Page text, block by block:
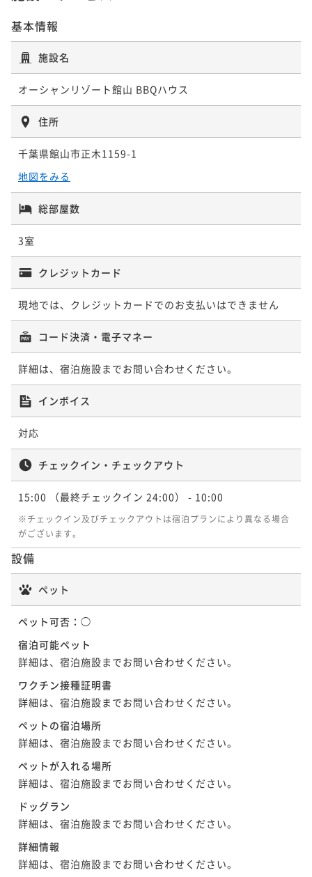
基本情報
施設名
オーシャンリゾート館山 BBQハウス
住所
千葉県館山市正木1159-1
地図をみる
総部屋数
3室
クレジットカード
現地では、クレジットカードでのお支払いはできません
コード決済・電子マネー
詳細は、宿泊施設までお問い合わせください。
インボイス
対応
チェックイン・チェックアウト
15:00 （最終チェックイン 24:00） - 10:00
※チェックイン及びチェックアウトは宿泊プランにより異なる場合
がございます。
設備
ペット
ペット可否： ◯
宿泊可能ペット
詳細は、宿泊施設までお問い合わせください。
ワクチン接種証明書
詳細は、宿泊施設までお問い合わせください。
ペットの宿泊場所
詳細は、宿泊施設までお問い合わせください。
ペットが入れる場所
詳細は、宿泊施設までお問い合わせください。
ドッグラン
詳細は、宿泊施設までお問い合わせください。
詳細情報
詳細は、宿泊施設までお問い合わせください。